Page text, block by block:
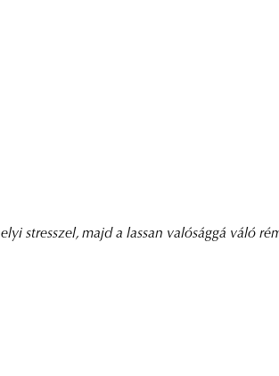
stresszel, majd a lassan valósággá váló